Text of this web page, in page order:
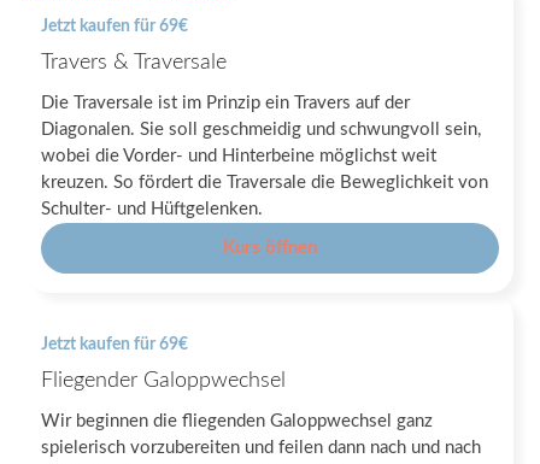
Jetzt kaufen für 69€
Travers & Traversale
Die Traversale ist im Prinzip ein Travers auf der
Diagonalen. Sie soll geschmeidig und schwungvoll sein,
wobei die Vorder- und Hinterbeine möglichst weit
kreuzen. So fördert die Traversale die Beweglichkeit von
Schulter- und Hüftgelenken.
Kurs öffnen
Jetzt kaufen für 69€
Fliegender Galoppwechsel
Wir beginnen die fliegenden Galoppwechsel ganz
spielerisch vorzubereiten und feilen dann nach und nach